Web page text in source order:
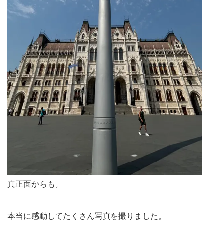
真正面からも。
本当に感動してたくさん写真を撮りました。